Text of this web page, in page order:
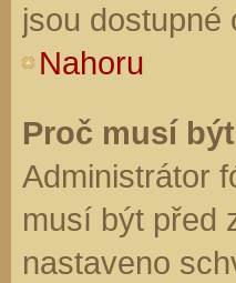
jsou
Nahoru
Proč musí
Administrátor
musí být před
nastaveno